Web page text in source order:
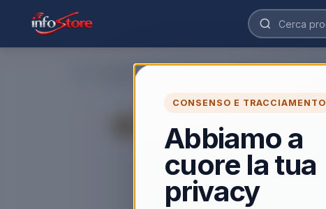
CONSENSO E TRACCIAMENTO
Abbiamo a
cuore la tua
privacy